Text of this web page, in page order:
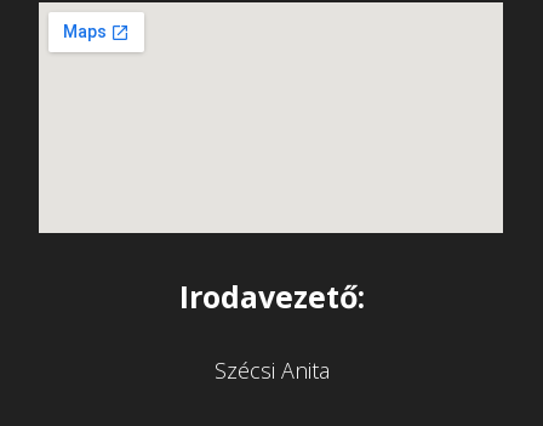
Irodavezető:
Szécsi Anita